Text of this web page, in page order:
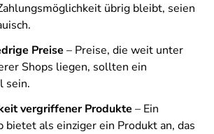
übrig bleibt, seien
Preise – Preise, die weit unter
Shops liegen, sollten ein
sein.
vergriffener Produkte – Ein
bietet als einziger ein Produkt an, das